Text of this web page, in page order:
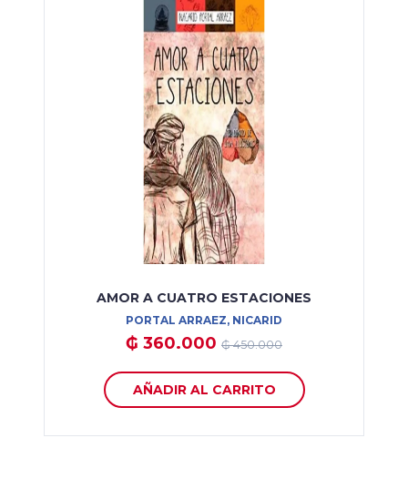
AMOR A CUATRO ESTACIONES
PORTAL ARRAEZ, NICARID
₲ 360.000 ₲ 450.000
AÑADIR AL CARRITO